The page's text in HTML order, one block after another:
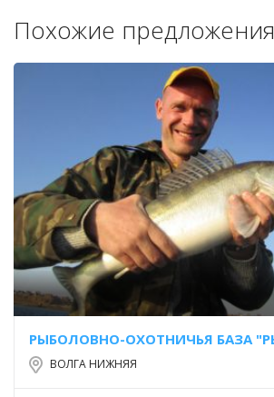
Похожие предложения
ВОЛГА НИЖНЯЯ